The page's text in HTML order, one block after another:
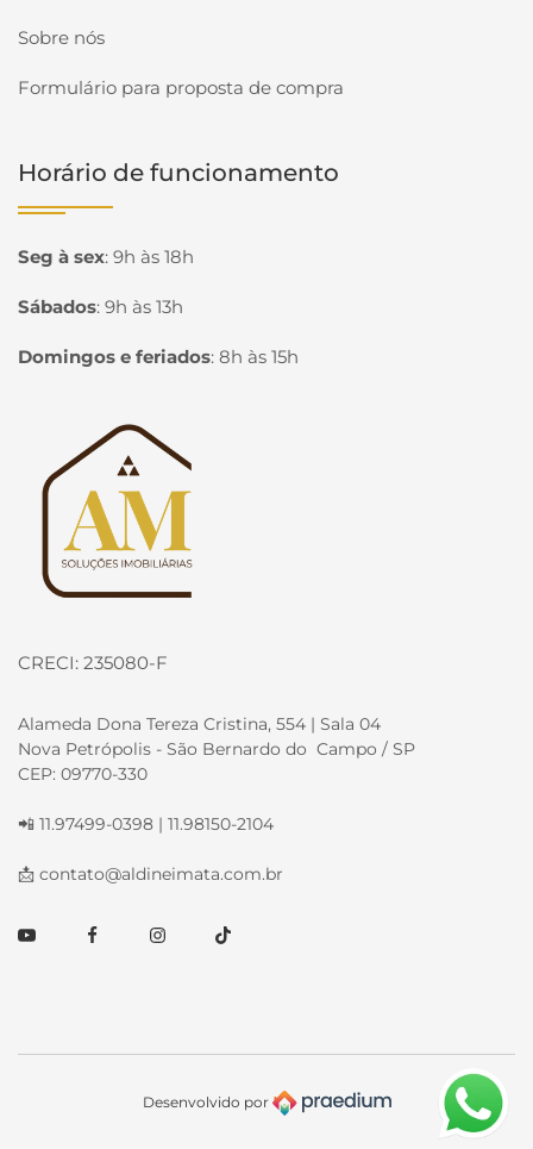
Sobre nós
Formulário para proposta de compra
Horário de funcionamento
Seg à sex: 9h às 18h
Sábados: 9h às 13h
Domingos e feriados: 8h às 15h
Página inicial
CRECI: 235080-F
Alameda Dona Tereza Cristina, 554 | Sala 04
Nova Petrópolis - São Bernardo do Campo / SP
CEP: 09770-330
📲 11.97499-0398 | 11.98150-2104
📩 contato@aldineimata.com.br
YoutubeFacebookInstagramTikTok
Desenvolvido por